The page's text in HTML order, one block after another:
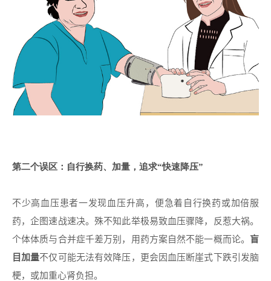
第二个误区：自行换药、加量，追求“快速降压”
不少高血压患者一发现血压升高，便急着自行换药或加倍服
药，企图速战速决。殊不知此举极易致血压骤降，反惹大祸。
个体体质与合并症千差万别，用药方案自然不能一概而论。 盲
目加量不仅可能无法有效降压，更会因血压断崖式下跌引发脑
梗，或加重心肾负担。